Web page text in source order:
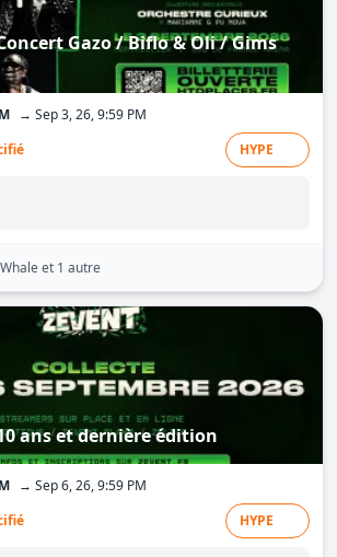
Gazo / Biflo & Oli / Gims
→ Sep 3, 26, 9:59 PM
HYPE
et 1 autre
ans et dernière édition
→ Sep 6, 26, 9:59 PM
HYPE